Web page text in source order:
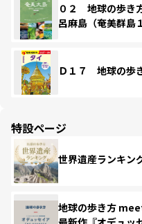
０２ 地球の歩
呂麻島（奄美群
Ｄ１７ 地球の歩
特設ページ
世界遺産ランキン
地球の歩き方